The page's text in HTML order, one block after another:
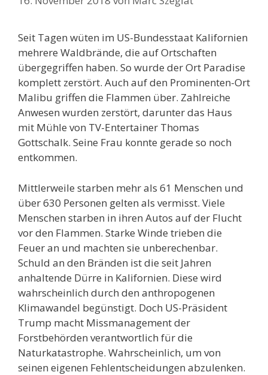
Seit Tagen wüten im US-Bundesstaat Kalifornien
mehrere Waldbrände, die auf Ortschaften
übergegriffen haben. So wurde der Ort Paradise
komplett zerstört. Auch auf den Prominenten-Ort
Malibu griffen die Flammen über. Zahlreiche
Anwesen wurden zerstört, darunter das Haus
mit Mühle von TV-Entertainer Thomas
Gottschalk. Seine Frau konnte gerade so noch
entkommen.
Mittlerweile starben mehr als 61 Menschen und
über 630 Personen gelten als vermisst. Viele
Menschen starben in ihren Autos auf der Flucht
vor den Flammen. Starke Winde trieben die
Feuer an und machten sie unberechenbar.
Schuld an den Bränden ist die seit Jahren
anhaltende Dürre in Kalifornien. Diese wird
wahrscheinlich durch den anthropogenen
Klimawandel begünstigt. Doch US-Präsident
Trump macht Missmanagement der
Forstbehörden verantwortlich für die
Naturkatastrophe. Wahrscheinlich, um von
seinen eigenen Fehlentscheidungen abzulenken.